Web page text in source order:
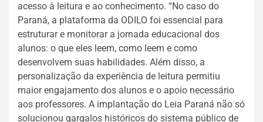
acesso à leitura e ao conhecimento. “No caso do
Paraná, a plataforma da ODILO foi essencial para
estruturar e monitorar a jornada educacional dos
alunos: o que eles leem, como leem e como
desenvolvem suas habilidades. Além disso, a
personalização da experiência de leitura permitiu
maior engajamento dos alunos e o apoio necessário
aos professores. A implantação do Leia Paraná não só
solucionou gargalos históricos do sistema público de